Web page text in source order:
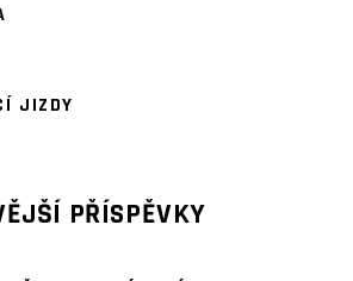
JIZDY
PŘÍSPĚVKY